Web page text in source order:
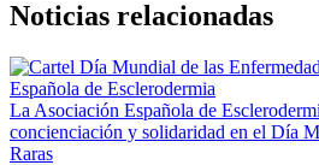
Noticias relacionadas
La Asociación Española de
concienciación y solidaridad en el Día
Raras